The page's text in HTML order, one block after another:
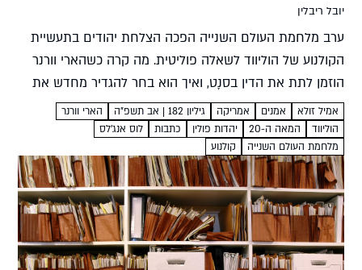
יובל ריבלין
ערב מלחמת העולם השנייה הפכה הצלחת יהודים בתעשיית
הקולנוע של הוליווד לשאלה פוליטית. מה קרה כשהארי וורנר
הוזמן לתת את הדין בסנָט, ואיך הוא בחר להגדיר מחדש את
הזהות האמריקאית? יובל ריבלין הארי וורנר לא...
אמיל זולא אמנים אמריקה גיליון 182 | אב תשפ”ה
הארי וורנר
הוליווד
המאה ה-20 יהדות פולין כתבות
לוס אנג'לס
מלחמת העולם השנייה
קולנוע